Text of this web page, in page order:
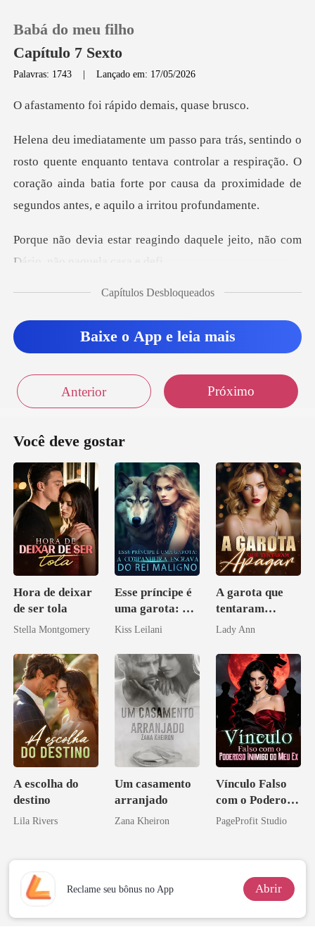
Loja
Histórico
Babá do meu filho
Capítulo 7 Sexto
Palavras: 1743 |Lançado em: 17/05/2026
oi rápido demai
quanto tentava controlar a respiração. O
coração ainda batia forte por
ndo daquele jeito, não com
D
Capítulos Desbloqueados
Baixe o App e leia mais
Anterior Próximo
Você deve gostar
Hora de deixar
de ser tola
Stella Montgomery
Esse príncipe é
uma garota: A
companheira
maligno
Kiss Leilani
A garota que
tentaram
apagar
Lady Ann
A escolha do
destino
Lila Rivers
Um casamento
arranjado
Zana Kheiron
Vínculo Falso
com o Poderoso
Inimigo do Meu
PageProfit Studio
Reclame seu bônus no App Abrir